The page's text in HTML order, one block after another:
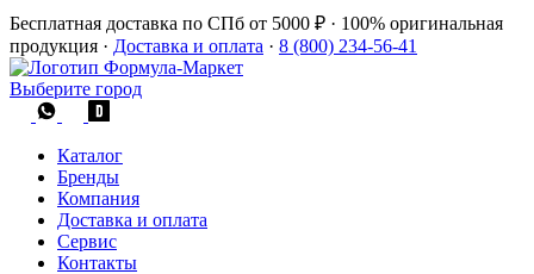
Бесплатная доставка по СПб от 5000 ₽ · 100% оригинальная
продукция · Доставка и оплата · 8 (800) 234-56-41
Выберите город
Каталог
Бренды
Компания
Доставка и оплата
Сервис
Контакты